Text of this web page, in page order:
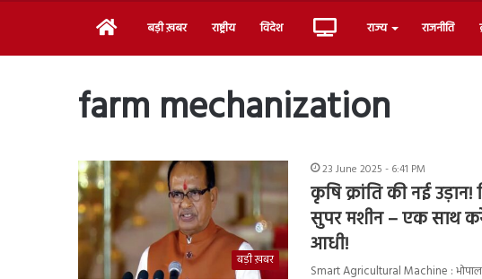
Home बड़ी ख़बर राष्ट्रीय विदेश Live राज्य राजनीति
farm mechanization
बड़ी ख़बर
23 June 2025 - 6:41 PM
कृषि क्रांति की नई
सुपर मशीन – एक साथ
आधी!
Smart Agricultural Machine :